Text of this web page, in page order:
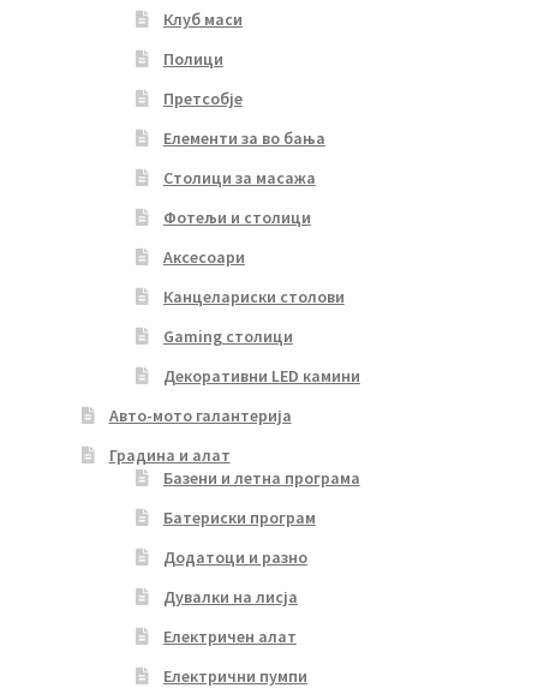
Клуб маси
Полици
Претсобје
Елементи за во бања
Столици за масажа
Фотељи и столици
Аксесоари
Канцелариски столови
Gaming столици
Декоративни LED камини
Авто-мото галантерија
Градина и алат
Базени и летна програма
Батериски програм
Додатоци и разно
Дувалки на лисја
Електричен алат
Електрични пумпи